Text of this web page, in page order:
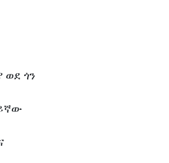
ወደ ጎን